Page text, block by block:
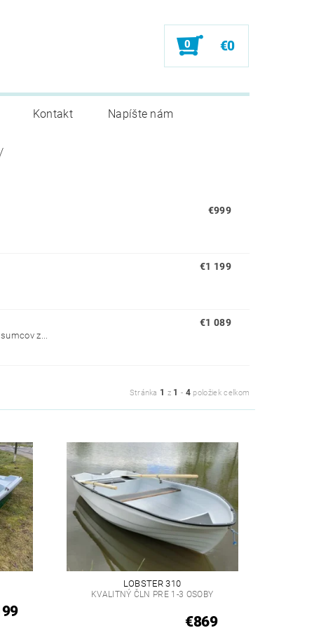
0 €0
Kontakt Napíšte nám
€999
€1 199
z...
€1 089
Stránka 1 z 1 - 4 položiek celkom
LOBSTER 310
KVALITNÝ ČLN PRE 1-3 OSOBY
€869